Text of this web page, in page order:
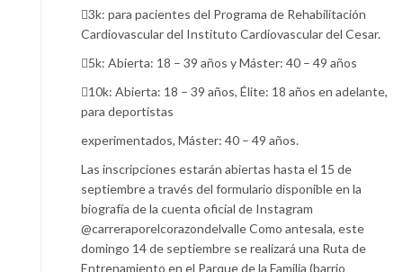
3k: para pacientes del Programa de Rehabilitación
Cardiovascular del Instituto Cardiovascular del Cesar.
5k: Abierta: 18 – 39 años y Máster: 40 – 49 años
10k: Abierta: 18 – 39 años, Élite: 18 años en adelante,
para deportistas
experimentados, Máster: 40 – 49 años.
Las inscripciones estarán abiertas hasta el 15 de
septiembre a través del formulario disponible en la
biografía de la cuenta oficial de Instagram
@carreraporelcorazondelvalle Como antesala, este
domingo 14 de septiembre se realizará una Ruta de
Entrenamiento en el Parque de la Familia (barrio